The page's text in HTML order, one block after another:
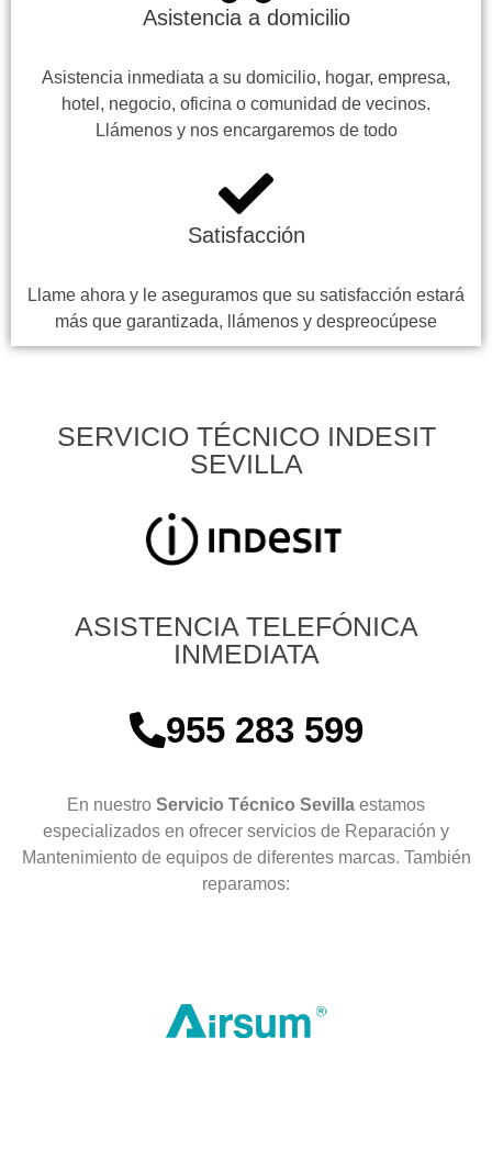
Asistencia a domicilio
Asistencia inmediata a su domicilio, hogar, empresa,
hotel, negocio, oficina o comunidad de vecinos.
Llámenos y nos encargaremos de todo
Satisfacción
Llame ahora y le aseguramos que su satisfacción estará
más que garantizada, llámenos y despreocúpese
SERVICIO TÉCNICO INDESIT
SEVILLA
ASISTENCIA TELEFÓNICA
INMEDIATA
955 283 599
En nuestro Servicio Técnico Sevilla estamos
especializados en ofrecer servicios de Reparación y
Mantenimiento de equipos de diferentes marcas. También
reparamos: